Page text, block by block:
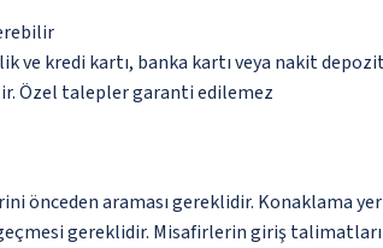
ve kredi kartı, banka kartı veya nakit
Özel talepler garanti edilemez
araması gereklidir. Konaklama
gereklidir. Misafirlerin giriş